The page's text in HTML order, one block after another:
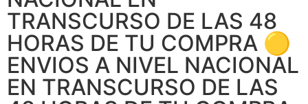
TRANSCURSO DE LAS 48
HORAS DE TU COMPRA 🟡
ENVIOS A NIVEL NACIONAL
EN TRANSCURSO DE LAS